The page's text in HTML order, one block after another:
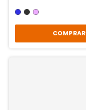
COMPRAR